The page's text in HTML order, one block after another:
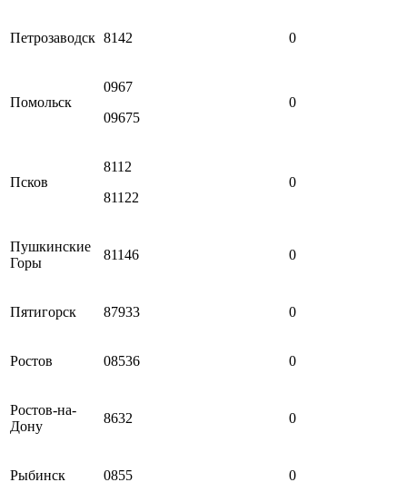
Петрозаводск 8142 0
Помольск
0967
09675
0
Псков
8112
81122
0
Пушкинские
Горы
81146 0
Пятигорск 87933 0
Ростов 08536 0
Ростов-на-
Дону
8632 0
Рыбинск 0855 0